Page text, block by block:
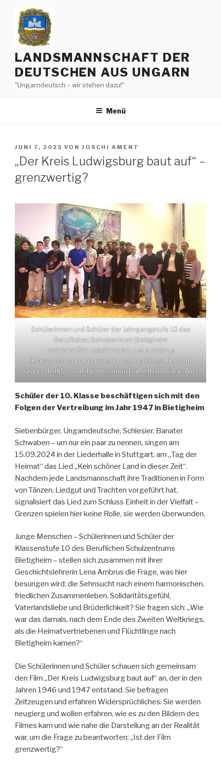
springen
LANDSMANNSCHAFT DER
DEUTSCHEN AUS UNGARN
"Ungarndeutsch – wir stehen dazu!"
Menü
VERÖFFENTLICHT
AM
JUNI 7, 2025 VON JOSCHI AMENT
„Der Kreis Ludwigsburg baut auf“ –
grenzwertig?
Schülerinnen und Schüler der Jahrgangstufe 10 des
Beruflichen Schulzentrum Bietigheim
rechts im Bild: Joschi Ament, Lena Ambrus
(Klassenlehrerin und Leiterin des Projektes), Hartmut
Göggerle (Klassenlehrer) Corinna Dalferth (BdV-Ba.-Wü.)
Schüler der 10. Klasse beschäftigen sich mit den
Folgen der Vertreibung im Jahr 1947 in Bietigheim
Siebenbürger, Ungarndeutsche, Schlesier, Banater
Schwaben – um nur ein paar zu nennen, singen am
15.09.2024 in der Liederhalle in Stuttgart, am „Tag der
Heimat“ das Lied „Kein schöner Land in dieser Zeit“.
Nachdem jede Landsmannschaft ihre Traditionen in Form
von Tänzen, Liedgut und Trachten vorgeführt hat,
signalisiert das Lied zum Schluss Einheit in der Vielfalt –
Grenzen spielen hier keine Rolle, sie werden überwunden.
Junge Menschen – Schülerinnen und Schüler der
Klassenstufe 10 des Beruflichen Schulzentrums
Bietigheim – stellen sich zusammen mit ihrer
Geschichtslehrerin Lena Ambrus die Frage, was hier
besungen wird: die Sehnsucht nach einem harmonischen,
friedlichen Zusammenleben, Solidaritätsgefühl,
Vaterlandsliebe und Brüderlichkeit? Sie fragen sich: „Wie
war das damals, nach dem Ende des Zweiten Weltkriegs,
als die Heimatvertriebenen und Flüchtlinge nach
Bietigheim kamen?“
Die Schülerinnen und Schüler schauen sich gemeinsam
den Film „Der Kreis Ludwigsburg baut auf“ an, der in den
Jahren 1946 und 1947 entstand. Sie befragen
Zeitzeugen und erfahren Widersprüchliches. Sie werden
neugierg und wollen erfahren, wie es zu den Bildern des
Filmes kam und wie nahe die Darstellung an der Realität
war, um die Frage zu beantworten: „Ist der Film
grenzwertig?“